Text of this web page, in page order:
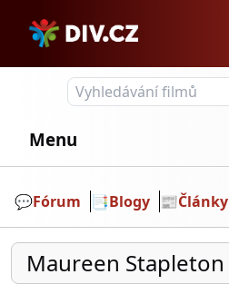
Menu
💬️Fórum 📑Blogy 📰Články
Maureen Stapleton